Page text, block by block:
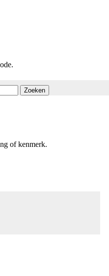
Zoeken
of kenmerk.